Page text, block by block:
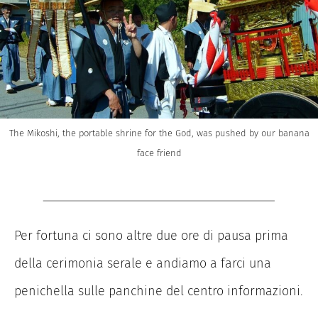
The Mikoshi, the portable shrine for the God, was pushed by our banana
face friend
Per fortuna ci sono altre due ore di pausa prima
della cerimonia serale e andiamo a farci una
penichella sulle panchine del centro informazioni.